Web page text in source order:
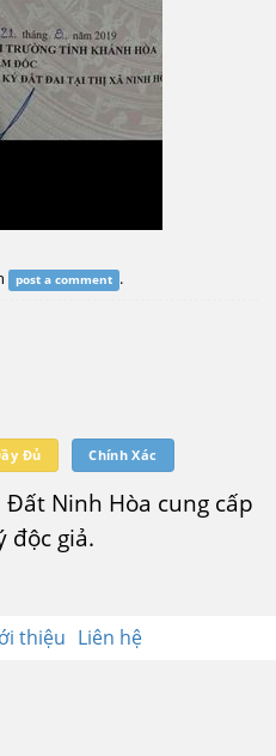
post a comment .
Đủ Chính Xác
Ninh Hòa cung cấp
độc giả.
thiệu Liên hệ